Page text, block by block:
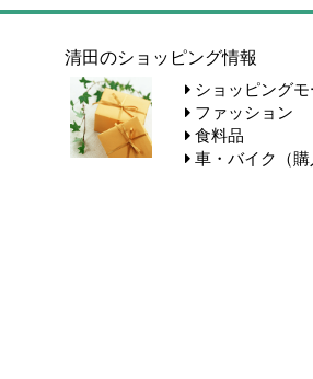
清田のショッピング情報
ショッピングモ
ファッション
食料品
車・バイク（購